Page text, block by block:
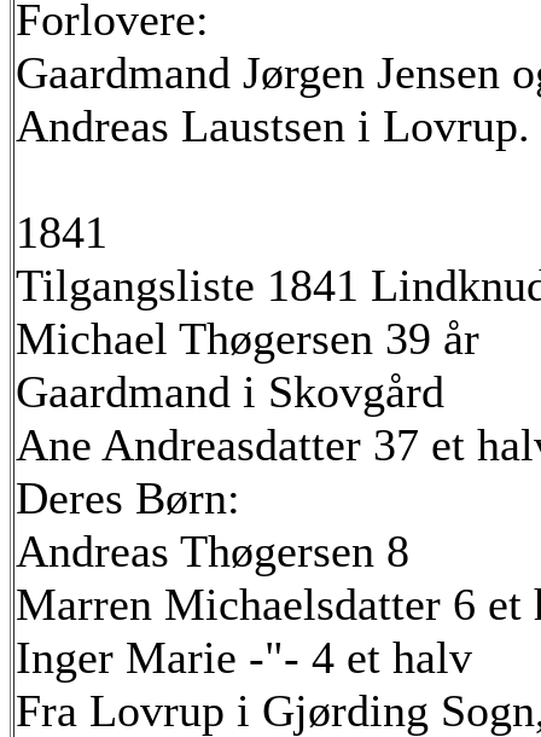
Forlovere:
Gaardmand Jørgen Jensen
Andreas Laustsen i Lovrup.
1841
Tilgangsliste 1841
Michael Thøgersen 39 år
Gaardmand i Skovgård
Ane Andreasdatter 37 et
Deres Børn:
Andreas Thøgersen 8
Marren Michaelsdatter 6 et
Inger Marie -"- 4 et halv
Fra Lovrup i Gjørding